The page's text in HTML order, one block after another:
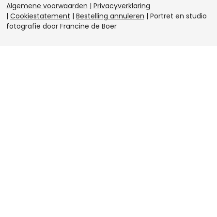
e
r
e
a
g
r
b
o
e
d
Algemene voorwaarden | Privacyverklaring
| Cookiestatement | Bestelling annuleren | Portret en studio
fotografie door Francine de Boer